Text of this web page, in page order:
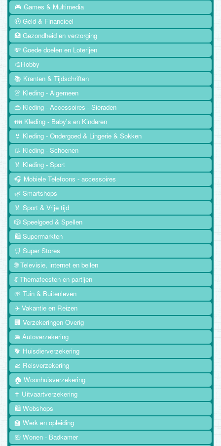
🎮 Games & Multimedia
🤑 Geld & Financieel
🏥 Gezondheid en verzorging
💸 Goede doelen en Loterijen
🎨Hobby
📚 Kranten & Tijdschriften
👚 Kleding - Algemeen
👜 Kleding - Accessoires - Sieraden
👪 Kleding - Baby's en Kinderen
👙 Kleding - Ondergoed & Lingerie & Sokken
👢 Kleding - Schoenen
🏅 Kleding - Sport
🎧 Mobiele Telefoons - accessoires
🌿 Smartshops
🏅 Sport & Vrije tijd
🎲 Speelgoed & Spellen
🛍️ Supermarkten
🛒 Super Stores
🌐 Televisie, internet en bellen
💃 Themafeesten en partijen
🌱 Tuin & Buitenleven
✈️ Vakantie en Reizen
🏢 Verzekeringen Overig
🚘 Autoverzekering
🐕 Huisdierverzekering
🛫 Reisverzekering
🏠 Woonhuisverzekering
✝️ Uitvaartverzekering
🛍️ Webshops
🏫 Werk en opleiding
🛀 Wonen - Badkamer